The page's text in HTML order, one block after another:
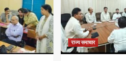
राज्य समाचार